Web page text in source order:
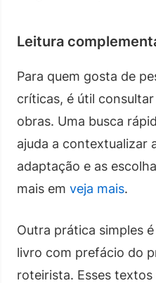
Leitura
Para quem gosta de
críticas, é útil
obras. Uma busca
ajuda a contextualizar
adaptação e as
mais em veja mais.
Outra prática simples
livro com prefácio do
roteirista. Esses